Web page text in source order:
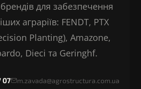
для забезпечення
аграріїв: FENDT, PTX
Planting), Amazone,
Dieci та Geringhf.
07 m.zavada@agrostructura.com.ua